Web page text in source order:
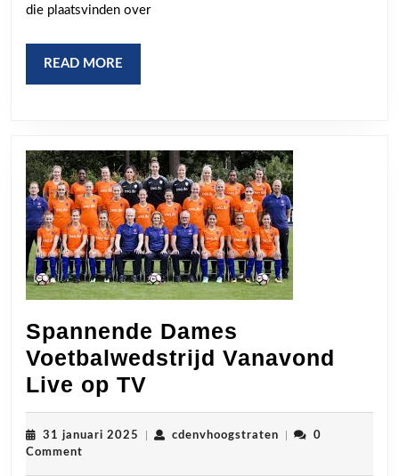
Match!
die plaatsvinden over
READ MORE
MORE
Spannende Dames
Voetbalwedstrijd Vanavond
Live op TV
Dames
Voetbalwedstrijd
31 januari 2025 31
cdenvhoogstratencdenvhoogstraten
0
Comment